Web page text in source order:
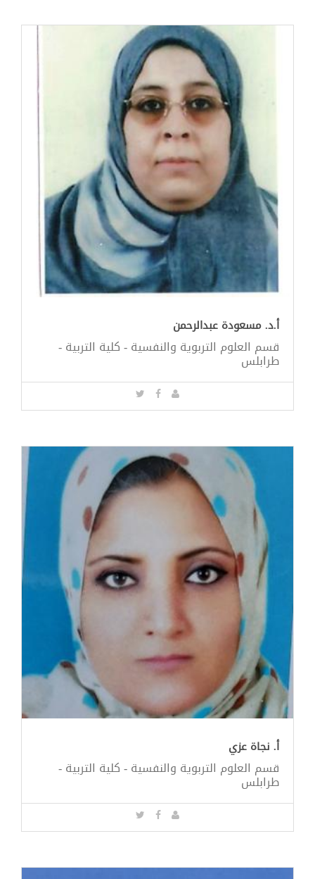
أ.د. مسعودة عبدالرحمن
قسم العلوم التربوية والنفسية - كلية التربية -
طرابلس
أ. نجاة عزي
قسم العلوم التربوية والنفسية - كلية التربية -
طرابلس